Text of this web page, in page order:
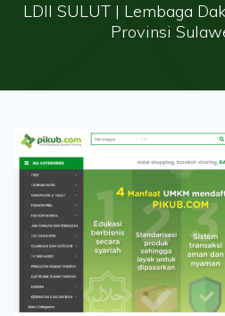
LDII SULUT | Lembaga
Provinsi